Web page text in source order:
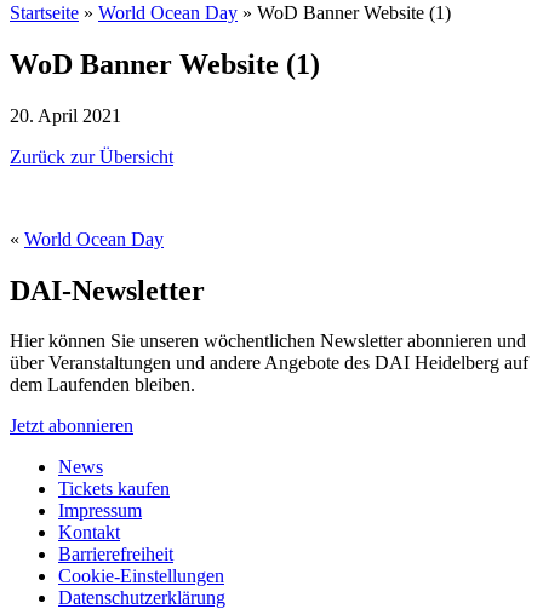
Startseite » World Ocean Day » WoD Banner Website (1)
WoD Banner Website (1)
20. April 2021
Zurück zur Übersicht
« World Ocean Day
DAI-Newsletter
Hier können Sie unseren wöchentlichen Newsletter abonnieren und
über Veranstaltungen und andere Angebote des DAI Heidelberg auf
dem Laufenden bleiben.
Jetzt abonnieren
News
Tickets kaufen
Impressum
Kontakt
Barrierefreiheit
Cookie-Einstellungen
Datenschutzerklärung